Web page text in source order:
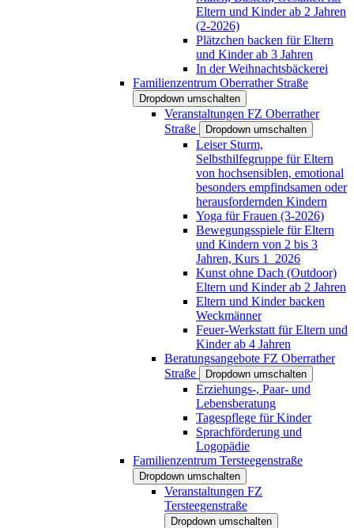
Eltern und Kinder ab 2 Jahren
(2-2026)
Plätzchen backen für Eltern
und Kinder ab 3 Jahren
In der Weihnachtsbäckerei
Familienzentrum Oberrather Straße
Dropdown umschalten
Veranstaltungen FZ Oberrather
Straße
Dropdown umschalten
Leiser Sturm,
Selbsthilfegruppe für Eltern
von hochsensiblen, emotional
besonders empfindsamen oder
herausfordernden Kindern
Yoga für Frauen (3-2026)
Bewegungsspiele für Eltern
und Kindern von 2 bis 3
Jahren, Kurs 1_2026
Kunst ohne Dach (Outdoor)
Eltern und Kinder ab 2 Jahren
Eltern und Kinder backen
Weckmänner
Feuer-Werkstatt für Eltern und
Kinder ab 4 Jahren
Beratungsangebote FZ Oberrather
Straße
Dropdown umschalten
Erziehungs-, Paar- und
Lebensberatung
Tagespflege für Kinder
Sprachförderung und
Logopädie
Familienzentrum Tersteegenstraße
Dropdown umschalten
Veranstaltungen FZ
Tersteegenstraße
Dropdown umschalten